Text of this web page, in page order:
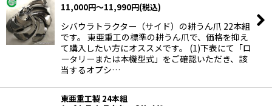
11,000円～11,990円(税込)
シバウラトラクター（サイド）の耕うん爪 22本組
です。 東亜重工の標準の耕うん爪で、価格を抑え
て購入したい方にオススメです。 (1)下表にて「ロ
ータリーまたは本機型式」をご確認いただき、該
当するオプシ…
東亜重工製 24本組